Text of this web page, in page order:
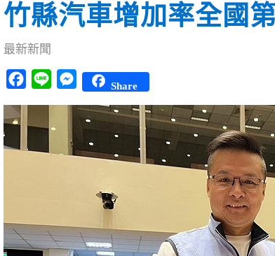
竹縣汽車增加率全國
最新新聞
Facebook
Line Messenger
Share